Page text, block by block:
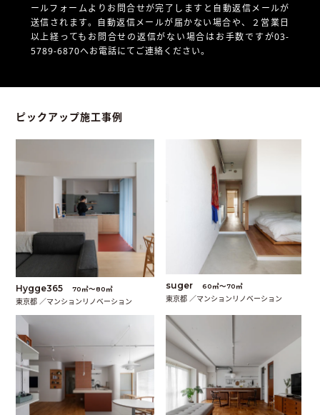
ールフォームよりお問合せが完了しますと自動返信メールが
送信されます。自動返信メールが届かない場合や、
２営業日
以上経ってもお問合せの返信がない場合はお手数ですが03-
5789-6870へお電話にてご連絡ください。
ピックアップ施工事例
Hygge365 70㎡〜80㎡
東京都 ／マンションリノベーション
suger 60㎡〜70㎡
東京都 ／マンションリノベーション